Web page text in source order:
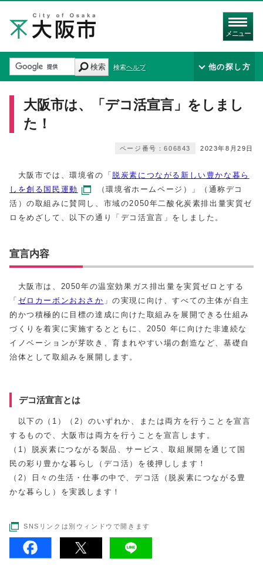
メニュー
検索 検索ヘルプ 他の探し方
大阪市は、「デコ活宣言」をしまし
た！
2023年8月29日
ページ番号：606843
大阪市では、環境省の「 脱炭素につながる新しい豊かな暮ら
しを創る国民運動
（環境省ホームページ）」（通称デコ
活）の取組みに賛同し、市域の2050年二酸化炭素排出量実質ゼ
ロをめざして、以下の通り「デコ活宣言」をしました。
宣言内容
大阪市は、2050年の温室効果ガス排出量を実質ゼロとする
「 ゼロカーボンおおさか 」の実現に向け、すべての主体が自主
的かつ積極的に目標の達成に向けた取組みを展開できる仕組み
づくりを着実に実施するとともに、2050 年に向けた非連続な
イノベーションが芽吹き、育まれやすい場の創造など、基礎自
治体として取組みを展開します。
デコ活宣言とは
以下の（1）（2）のいずれか、または両方を行うことを宣言
するもので、大阪市は両方を行うことを宣言します。
（1）脱炭素につながる製品、サービス、取組展開を通じて国
民の彩り豊かな暮らし（デコ活）を後押しします！
（2）日々の生活・仕事の中で、デコ活（脱炭素につながる豊
かな暮らし）を実践します！
SNSリンクは別ウィンドウで開きます